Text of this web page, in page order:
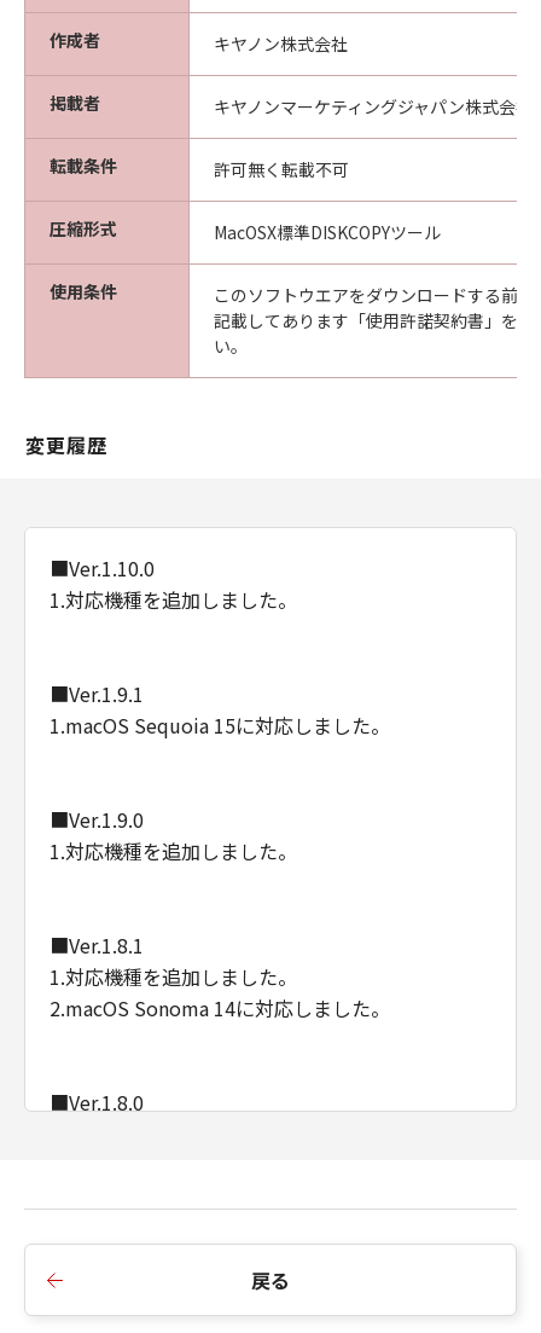
作成者 キヤノン株式会社
掲載者 キヤノンマーケティングジャパン株式会社
転載条件 許可無く転載不可
圧縮形式 MacOSX標準DISKCOPYツール
使用条件
このソフトウエアをダウンロードする前
記載してあります「使用許諾契約書」を
い。
変更履歴
■Ver.1.10.0
1.対応機種を追加しました。
■Ver.1.9.1
1.macOS Sequoia 15に対応しました。
■Ver.1.9.0
1.対応機種を追加しました。
■Ver.1.8.1
1.対応機種を追加しました。
2.macOS Sonoma 14に対応しました。
■Ver.1.8.0
2.対応機種を追加しました。
戻る